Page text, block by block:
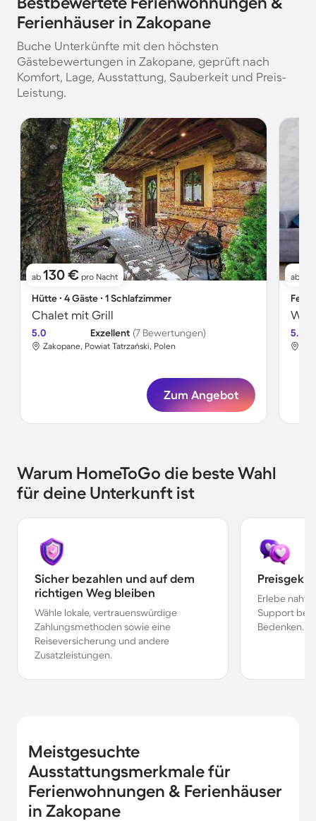
Ferienhäuser in Zakopane
Buche Unterkünfte mit den höchsten
Gästebewertungen in Zakopane, geprüft nach
Komfort, Lage, Ausstattung, Sauberkeit und Preis-
Leistung.
ab 130 € pro Nacht
Hütte ∙ 4 Gäste ∙ 1 Schlafzimmer
Chalet mit Grill
5.0 Exzellent (7 Bewertungen)
Zakopane, Powiat Tatrzański, Polen
Zum Angebot
ab
5.0
Warum HomeToGo die beste Wahl
für deine Unterkunft ist
Sicher bezahlen und auf dem
richtigen Weg bleiben
Wähle lokale, vertrauenswürdige
Zahlungsmethoden sowie eine
Reiseversicherung und andere
Zusatzleistungen.
Erlebe
Support bei
Bedenken.
Meistgesuchte
Ausstattungsmerkmale für
Ferienwohnungen & Ferienhäuser
in Zakopane